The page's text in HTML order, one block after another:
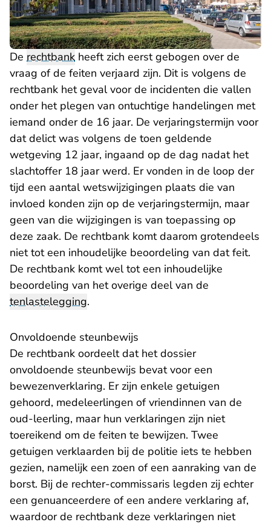
De rechtbank heeft zich eerst gebogen over de
vraag of de feiten verjaard zijn. Dit is volgens de
rechtbank het geval voor de incidenten die vallen
onder het plegen van ontuchtige handelingen met
iemand onder de 16 jaar. De verjaringstermijn voor
dat delict was volgens de toen geldende
wetgeving 12 jaar, ingaand op de dag nadat het
slachtoffer 18 jaar werd. Er vonden in de loop der
tijd een aantal wetswijzigingen plaats die van
invloed konden zijn op de verjaringstermijn, maar
geen van die wijzigingen is van toepassing op
deze zaak. De rechtbank komt daarom grotendeels
niet tot een inhoudelijke beoordeling van dat feit.
De rechtbank komt wel tot een inhoudelijke
beoordeling van het overige deel van de
tenlastelegging.
Onvoldoende steunbewijs
De rechtbank oordeelt dat het dossier
onvoldoende steunbewijs bevat voor een
bewezenverklaring. Er zijn enkele getuigen
gehoord, medeleerlingen of vriendinnen van de
oud-leerling, maar hun verklaringen zijn niet
toereikend om de feiten te bewijzen. Twee
getuigen verklaarden bij de politie iets te hebben
gezien, namelijk een zoen of een aanraking van de
borst. Bij de rechter-commissaris legden zij echter
een genuanceerdere of een andere verklaring af,
waardoor de rechtbank deze verklaringen niet